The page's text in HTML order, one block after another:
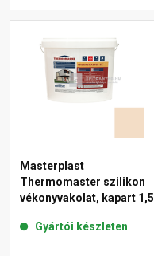
Masterplast
Thermomaster szilikon
vékonyvakolat, kapart 1,5
Gyártói készleten